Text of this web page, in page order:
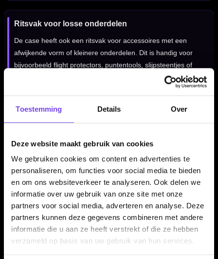
Toestemming Details Over
Deze website maakt gebruik van cookies
We gebruiken cookies om content en advertenties te
personaliseren, om functies voor social media te bieden
en om ons websiteverkeer te analyseren. Ook delen we
informatie over uw gebruik van onze site met onze
partners voor social media, adverteren en analyse. Deze
partners kunnen deze gegevens combineren met andere
informatie die u aan ze heeft verstrekt of die ze hebben
verzameld op basis van uw gebruik van hun services.
Ritsvak voor losse onderdelen
De case heeft ook een ritsvak voor accessoires met een
afwijkende vorm of kleinere onderdelen. Dit is handig voor
bijvoorbeeld flight protectors, puntentools, slijpsteentjes of
Praktisch voor training en wedstrijden
accessoirevakken en stevige EVA-bescherming is deze
Alchemy dartcase geschikt voor trainingen, competitieavonden
en toernooien.
Printed to order
Deze Alchemy case wordt volgens de leverancier op bestelling